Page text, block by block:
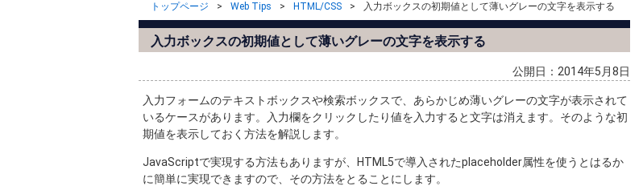
トップページ Web Tips HTML/CSS 入力ボックスの初期値として薄いグレーの文字を表示する
入力ボックスの初期値として薄いグレーの文字を表示する
公開日：2014年5月8日
入力フォームのテキストボックスや検索ボックスで、あらかじめ薄いグレーの文字が表示されて
いるケースがあります。入力欄をクリックしたり値を入力すると文字は消えます。そのような初
期値を表示しておく方法を解説します。
JavaScriptで実現する方法もありますが、HTML5で導入されたplaceholder属性を使うとはるか
に簡単に実現できますので、その方法をとることにします。